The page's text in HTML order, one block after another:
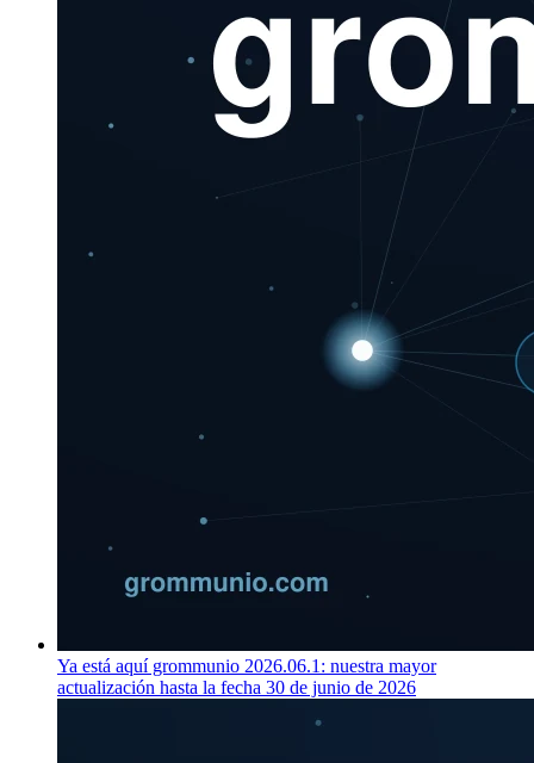
Ya está aquí grommunio 2026.06.1: nuestra mayor
actualización hasta la fecha 30 de junio de 2026